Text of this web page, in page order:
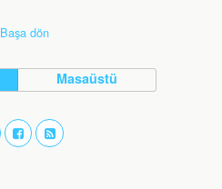
Başa dön
Masaüstü